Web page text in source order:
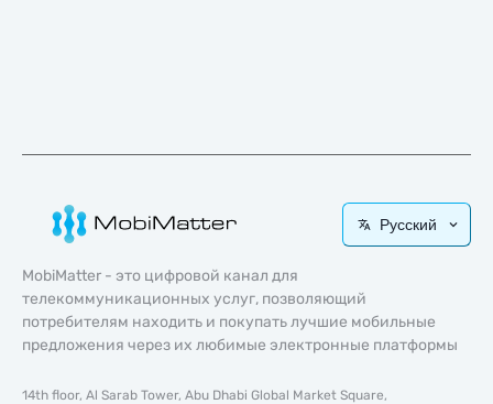
Русский
MobiMatter - это цифровой канал для
телекоммуникационных услуг, позволяющий
потребителям находить и покупать лучшие мобильные
предложения через их любимые электронные платформы
14th floor, Al Sarab Tower, Abu Dhabi Global Market Square,